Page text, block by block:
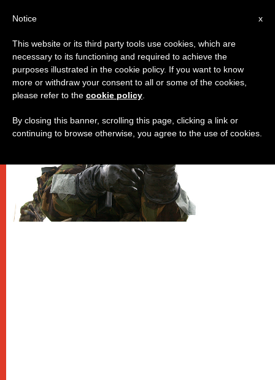
DICASTERI
x
Notice
This website or its third party tools use cookies, which are
necessary to its functioning and required to achieve the
purposes illustrated in the cookie policy. If you want to know
more or withdraw your consent to all or some of the cookies,
please refer to the cookie policy
By closing this banner, scrolling this page, clicking a link or
continuing to browse otherwise, you agree to the use of cookies.